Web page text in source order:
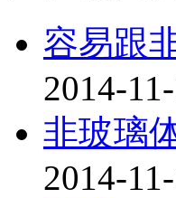
容易跟
2014-
非玻璃
2014-